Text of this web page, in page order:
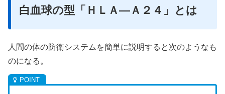
白血球の型「ＨＬＡ―Ａ２４」とは
人間の体の防衛システムを簡単に説明すると次のようなも
のになる。